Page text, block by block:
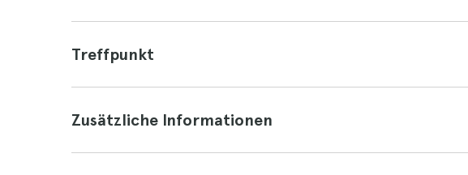
Treffpunkt
Zusätzliche Informationen